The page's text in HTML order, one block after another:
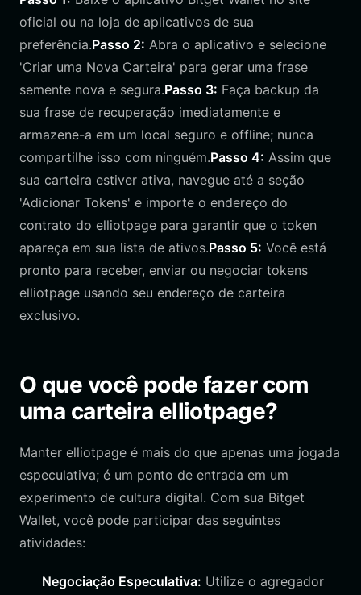
oficial ou na loja de aplicativos de sua
preferência.Passo 2: Abra o aplicativo e selecione
'Criar uma Nova Carteira' para gerar uma frase
semente nova e segura.Passo 3: Faça backup da
sua frase de recuperação imediatamente e
armazene-a em um local seguro e offline; nunca
compartilhe isso com ninguém.Passo 4: Assim que
sua carteira estiver ativa, navegue até a seção
'Adicionar Tokens' e importe o endereço do
contrato do elliotpage para garantir que o token
apareça em sua lista de ativos.Passo 5: Você está
pronto para receber, enviar ou negociar tokens
elliotpage usando seu endereço de carteira
exclusivo.
O que você pode fazer com
uma carteira elliotpage?
Manter elliotpage é mais do que apenas uma jogada
especulativa; é um ponto de entrada em um
experimento de cultura digital. Com sua Bitget
Wallet, você pode participar das seguintes
atividades:
Negociação Especulativa: Utilize o agregador